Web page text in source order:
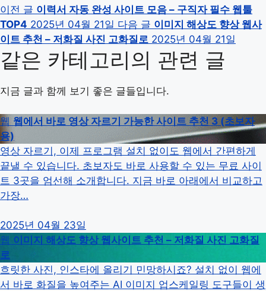
이전 글 이력서 자동 완성 사이트 모음 – 구직자 필수 웹툴
TOP4 2025년 04월 21일 다음 글 이미지 해상도 향상 웹사
이트 추천 – 저화질 사진 고화질로 2025년 04월 21일
같은 카테고리의 관련 글
지금 글과 함께 보기 좋은 글들입니다.
웹 웹에서 바로 영상 자르기 가능한 사이트 추천 3 (초보자
용)
영상 자르기, 이제 프로그램 설치 없이도 웹에서 간편하게
끝낼 수 있습니다. 초보자도 바로 사용할 수 있는 무료 사이
트 3곳을 엄선해 소개합니다. 지금 바로 아래에서 비교하고
가장…
2025년 04월 23일
웹 이미지 해상도 향상 웹사이트 추천 – 저화질 사진 고화질
로
흐릿한 사진, 인스타에 올리기 민망하시죠? 설치 없이 웹에
서 바로 화질을 높여주는 AI 이미지 업스케일링 도구들이 생